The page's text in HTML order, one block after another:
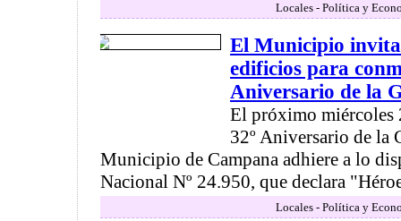
Locales - Política y
El Municipio
edificios para
Aniversario de la
El próximo miércoles
32º Aniversario de la
Municipio de Campana adhiere a lo
Nacional Nº 24.950, que declara
Locales - Política y